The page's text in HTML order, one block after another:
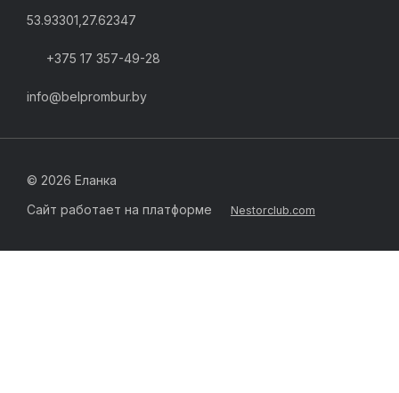
53.93301,27.62347
+375 17 357-49-28
info@belprombur.by
© 2026 Еланка
Сайт работает на платформе
Nestorclub.com